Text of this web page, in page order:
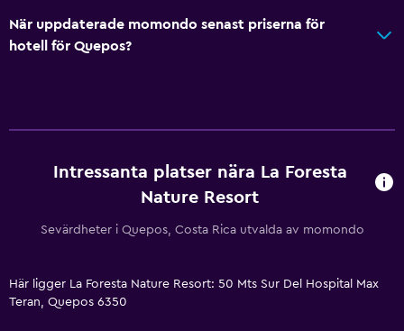
När uppdaterade momondo senast priserna för
hotell för Quepos?
Intressanta platser nära La Foresta
Nature Resort
Sevärdheter i Quepos, Costa Rica utvalda av momondo
Här ligger La Foresta Nature Resort: 50 Mts Sur Del Hospital Max
Teran, Quepos 6350